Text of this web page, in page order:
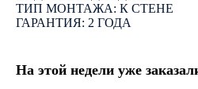
ТИП МОНТАЖА: К СТЕНЕ
ГАРАНТИЯ: 2 ГОДА
На этой недели уже